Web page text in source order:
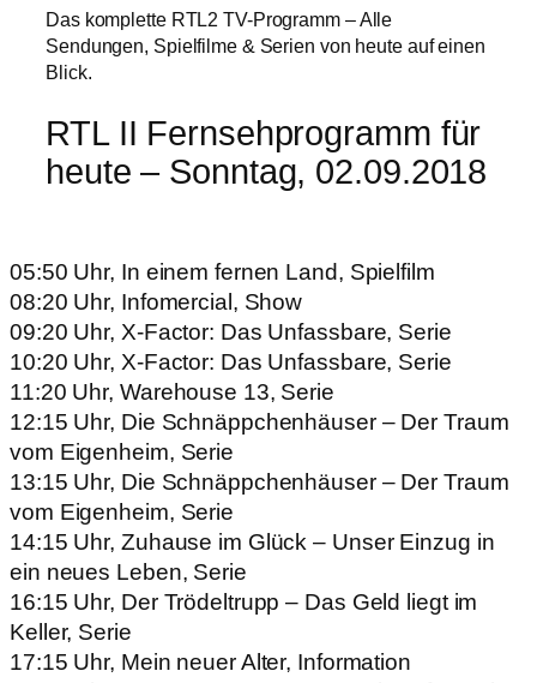
Das komplette RTL2 TV-Programm – Alle
Sendungen, Spielfilme & Serien von heute auf einen
Blick.
RTL II Fernsehprogramm für
heute – Sonntag, 02.09.2018
05:50 Uhr, In einem fernen Land, Spielfilm
08:20 Uhr, Infomercial, Show
09:20 Uhr, X-Factor: Das Unfassbare, Serie
10:20 Uhr, X-Factor: Das Unfassbare, Serie
11:20 Uhr, Warehouse 13, Serie
12:15 Uhr, Die Schnäppchenhäuser – Der Traum
vom Eigenheim, Serie
13:15 Uhr, Die Schnäppchenhäuser – Der Traum
vom Eigenheim, Serie
14:15 Uhr, Zuhause im Glück – Unser Einzug in
ein neues Leben, Serie
16:15 Uhr, Der Trödeltrupp – Das Geld liegt im
Keller, Serie
17:15 Uhr, Mein neuer Alter, Information